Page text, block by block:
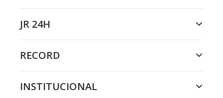
JR 24H
RECORD
INSTITUCIONAL